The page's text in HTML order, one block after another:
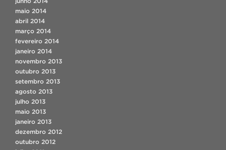
maio 2014
abril 2014
março 2014
fevereiro 2014
janeiro 2014
novembro 2013
outubro 2013
setembro 2013
agosto 2013
julho 2013
maio 2013
janeiro 2013
dezembro 2012
outubro 2012